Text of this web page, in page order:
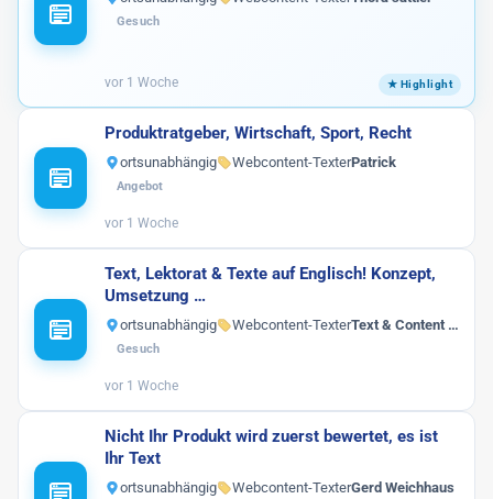
Gesuch
vor 1 Woche
Produktratgeber, Wirtschaft, Sport, Recht
ortsunabhängig Webcontent-TexterPatrick
Angebot
vor 1 Woche
Text, Lektorat & Texte auf Englisch! Konzept,
Umsetzung …
ortsunabhängig Webcontent-TexterText & Content …
Gesuch
vor 1 Woche
Nicht Ihr Produkt wird zuerst bewertet, es ist
Ihr Text
ortsunabhängig Webcontent-TexterGerd Weichhaus